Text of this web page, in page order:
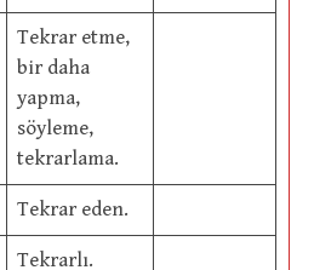
Tekrar etme,
bir daha
yapma,
söyleme,
tekrarlama.
Tekrar eden.
Tekrarlı.